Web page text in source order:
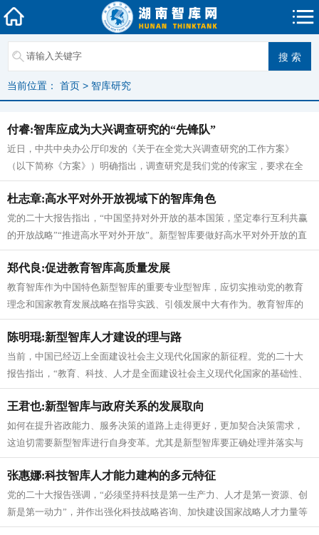
当前位置： 首页 > 智库研究
付睿:智库应成为大兴调查研究的“先锋队”
近日，中共中央办公厅印发的《关于在全党大兴调查研究的工作方案》
（以下简称《方案》）明确指出，调查研究是我们党的传家宝，要求在全
党大兴调查研究。 智库的生命力在...
杜志章:高水平对外开放视域下的智库角色
党的二十大报告指出，“中国坚持对外开放的基本国策，坚定奉行互利共赢
的开放战略”“推进高水平对外开放”。新型智库要做好高水平对外开放的直
接参与者与服务者。党的十八...
郑代良:促进教育智库高质量发展
教育智库作为中国特色新型智库的重要专业型智库，应切实推动党的教育
理念和国家教育发展战略在指导实践、引领发展中大有作为。教育智库的
高质量发展需借鉴国外教育智库发展...
陈明琨:新型智库人才建设的理与路
当前，中国已经迈上全面建设社会主义现代化国家的新征程。党的二十大
报告指出，“教育、科技、人才是全面建设社会主义现代化国家的基础性、
战略性支撑”。这一论述强调人才...
王君也:新型智库与政府关系的发展取向
如何在提升咨政能力、服务决策的道路上走得更好，更加契合决策需求，
这迫切需要新型智库进行自身变革。尤其是新型智库要正确处理并落实与
政府的关系，壮大自身影响力和竞争...
张惠娜:科技智库人才能力建构的多元特征
党的二十大报告强调，“必须坚持科技是第一生产力、人才是第一资源、创
新是第一动力”，并作出强化科技战略咨询、加快建设国家战略人才力量等
一系列重大部署。科技智库人才...